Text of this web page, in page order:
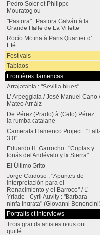
Pedro Soler et Philippe
Mouratoglou
"Pastora" : Pastora Galván à la
Grande Halle de La Villette
Rocío Molina à Paris Quartier d’
Eté
Festivals
Tablaos
Frontières flamencas
Arrajatabla : "Sevilla blues"
L’ Arpeggiata / José Manuel Cano /
Mateo Arnáiz
De Pérez (Prado) à (Gato) Pérez :
la rumba catalane
Camerata Flamenco Project :
3.0"
Eduardo H. Garrocho : "Coplas y
tonás del Andévalo y la Sierra"
El Último Grito
Jorge Cardoso : "Apuntes de
interpretación para el
Renacimiento y el Barroco" / L’
Yriade - Cyril Auvity : "Barbara
ninfa ingrata" (Giovanni Bononcini)
Portraits et interviews
Trois grands artistes nous ont
quitté